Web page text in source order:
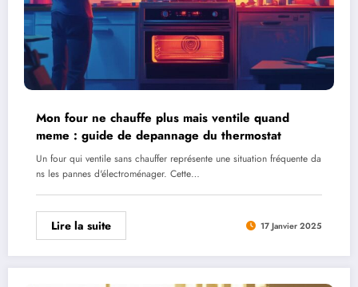
Mon four ne chauffe plus mais ventile quand
meme : guide de depannage du thermostat
Un four qui ventile sans chauffer représente une situation fréquente da
ns les pannes d'électroménager. Cette…
Lire la suite 17 Janvier 2025